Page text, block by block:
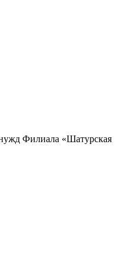
Филиала «Шатурская